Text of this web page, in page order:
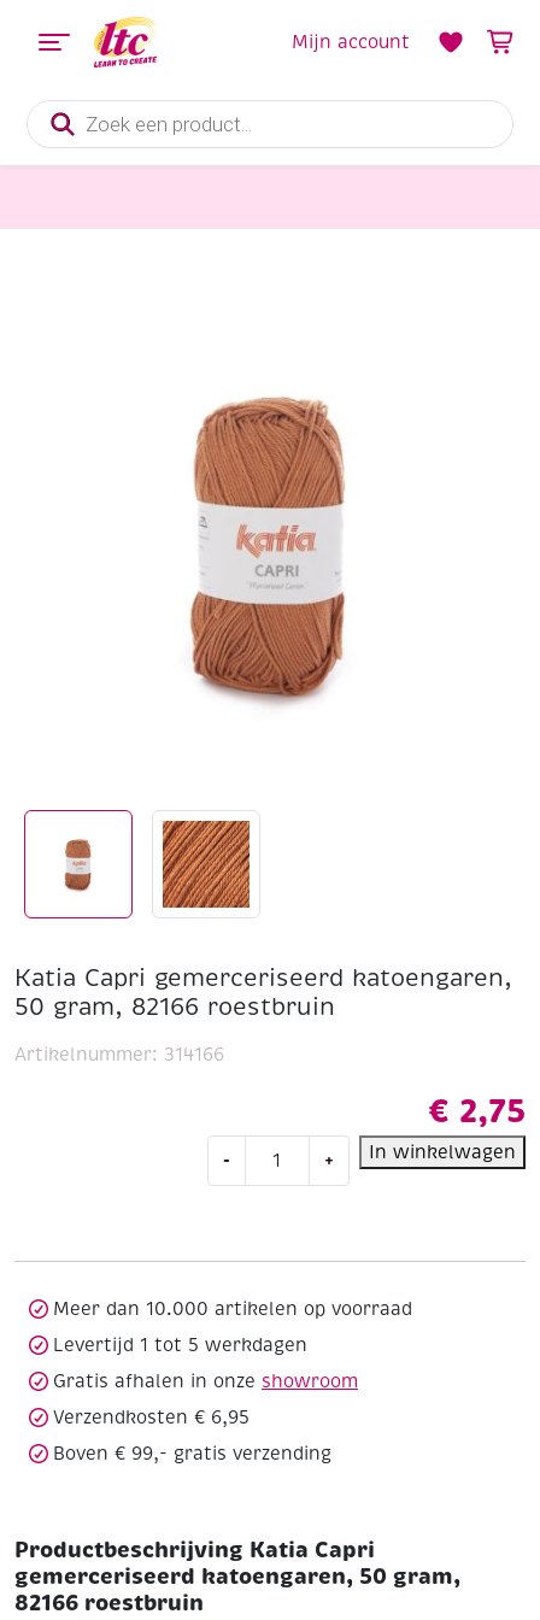
Producten
zoeken
Mijn account
Katia Capri gemerceriseerd katoengaren,
50 gram, 82166 roestbruin
€ 2,75
-
82166
+ In winkelwagen
Artikelnummer: 314166
Meer dan 10.000 artikelen op voorraad
Levertijd 1 tot 5 werkdagen
Gratis afhalen in onze showroom
Verzendkosten € 6,95
Boven € 99,- gratis verzending
Productbeschrijving Katia Capri
gemerceriseerd katoengaren, 50 gram,
82166 roestbruin